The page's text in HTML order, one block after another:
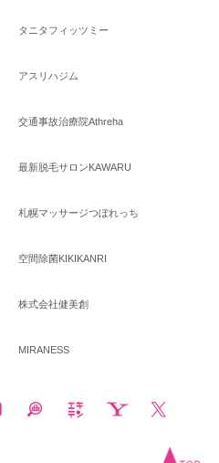
タニタフィッツミー
アスリハジム
交通事故治療院Athreha
最新脱毛サロンKAWARU
札幌マッサージつぼれっち
空間除菌KIKIKANRI
株式会社健美創
MIRANESS